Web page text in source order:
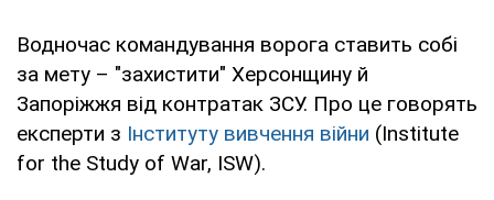
Водночас командування ворога ставить собі
за мету – "захистити" Херсонщину й
Запоріжжя від контратак ЗСУ. Про це говорять
експерти з Інституту вивчення війни (Institute
for the Study of War, ISW).